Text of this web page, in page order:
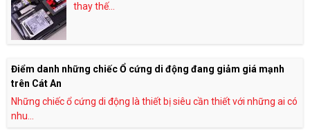
thay thế...
Điểm danh những chiếc Ổ cứng di động đang giảm giá mạnh
trên Cát An
Những chiếc ổ cứng di động là thiết bị siêu cần thiết với những ai có
nhu...